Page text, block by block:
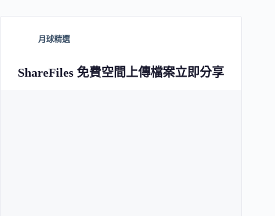
月球精選
ShareFiles 免費空間上傳檔案立即分享